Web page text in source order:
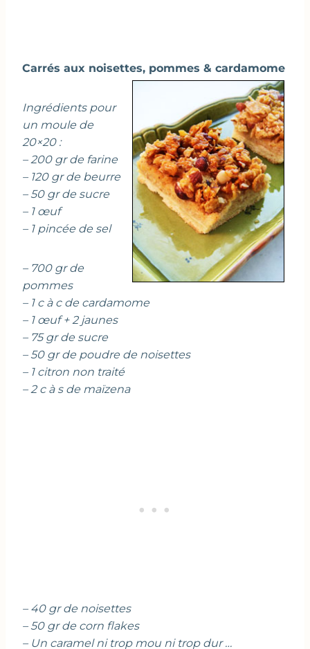
Carrés aux noisettes, pommes & cardamome
Ingrédients pour
un moule de
20×20 :
– 200 gr de farine
– 120 gr de beurre
– 50 gr de sucre
– 1 œuf
– 1 pincée de sel
– 700 gr de
pommes
– 1 c à c de cardamome
– 1 œuf + 2 jaunes
– 75 gr de sucre
– 50 gr de poudre de noisettes
– 1 citron non traité
– 2 c à s de maïzena
– 40 gr de noisettes
– 50 gr de corn flakes
– Un caramel ni trop mou ni trop dur …